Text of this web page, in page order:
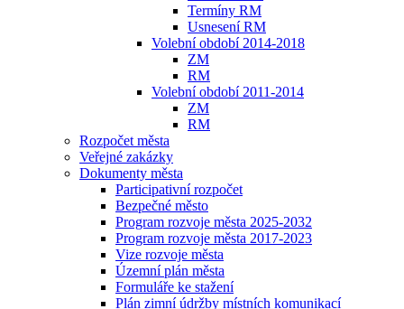
Termíny RM
Usnesení RM
Volební období 2014-2018
ZM
RM
Volební období 2011-2014
ZM
RM
Rozpočet města
Veřejné zakázky
Dokumenty města
Participativní rozpočet
Bezpečné město
Program rozvoje města 2025-2032
Program rozvoje města 2017-2023
Vize rozvoje města
Územní plán města
Formuláře ke stažení
Plán zimní údržby místních komunikací